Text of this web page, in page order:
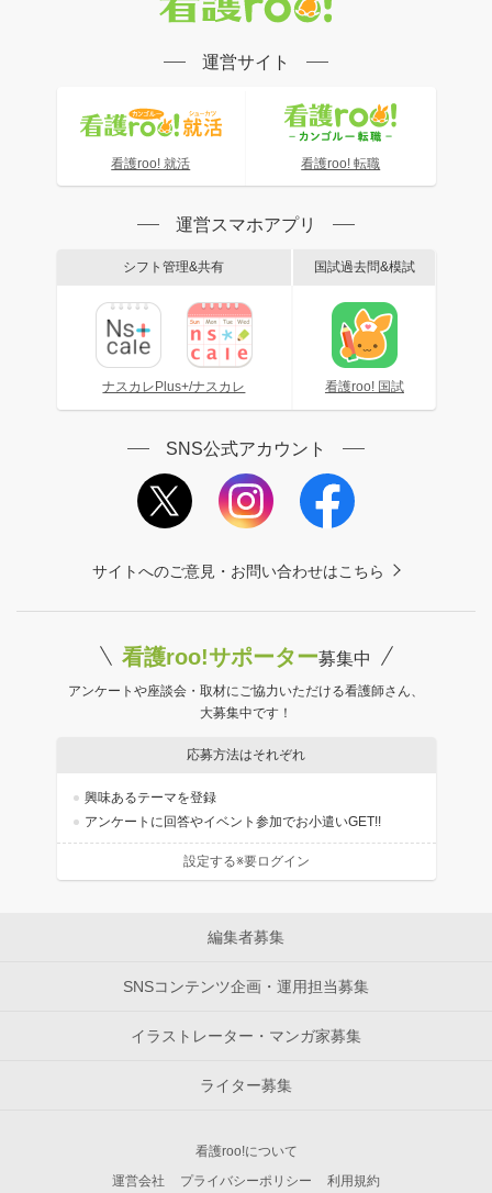
運営サイト
看護roo! 就活 看護roo! 転職
運営スマホアプリ
シフト管理&共有
ナスカレPlus+/ナスカレ
国試過去問&模試
看護roo! 国試
SNS公式アカウント
サイトへのご意見・お問い合わせはこちら
看護roo!サポーター募集中
アンケートや座談会・取材にご協力いただける看護師さん、
大募集中です！
応募方法はそれぞれ
興味あるテーマを登録
アンケートに回答やイベント参加でお小遣いGET!!
設定する※要ログイン
編集者募集
SNSコンテンツ企画・運用担当募集
イラストレーター・マンガ家募集
ライター募集
看護roo!について
運営会社
プライバシーポリシー 利用規約